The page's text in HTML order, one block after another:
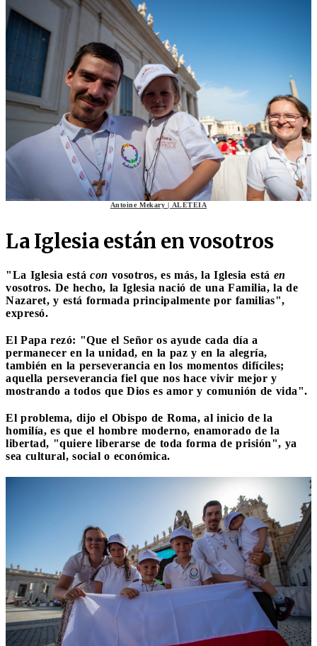
Antoine Mekary | ALETEIA
La Iglesia están en vosotros
"La Iglesia está con vosotros, es más, la Iglesia está en
vosotros. De hecho, la Iglesia nació de una Familia, la de
Nazaret, y está formada principalmente por familias",
expresó.
El Papa rezó: "Que el Señor os ayude cada día a
permanecer en la unidad, en la paz y en la alegría,
también en la perseverancia en los momentos difíciles;
aquella perseverancia fiel que nos hace vivir mejor y
mostrando a todos que Dios es amor y comunión de vida".
El problema, dijo el Obispo de Roma, al inicio de la
homilía, es que el hombre moderno, enamorado de la
libertad, "quiere liberarse de toda forma de prisión", ya
sea cultural, social o económica.